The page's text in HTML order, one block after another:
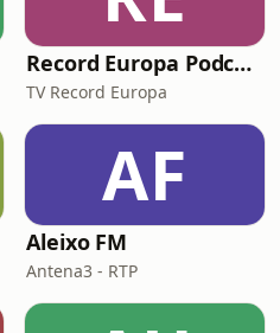
Record Europa Podcast
TV Record Europa
AF
Aleixo FM
Antena3 - RTP